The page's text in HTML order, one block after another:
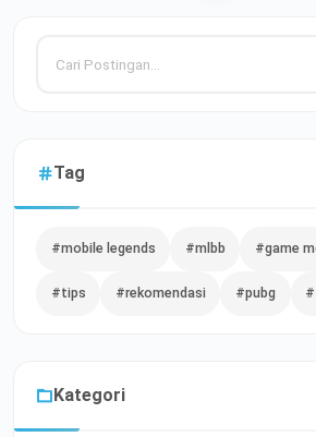
Tag
#mobile legends #mlbb #game
#tips #rekomendasi #pubg
Kategori